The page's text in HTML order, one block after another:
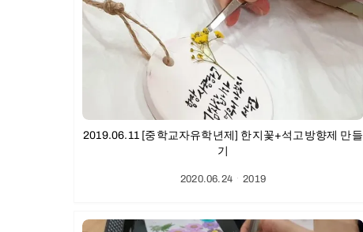
2019.06.11 [중학교자유학년제] 한지꽃+석고방향제 만들
기
2020.06.24ㆍ2019